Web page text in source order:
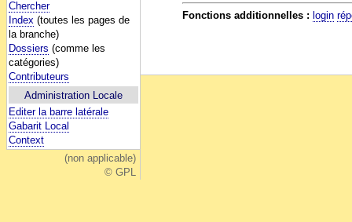
Chercher
Index (toutes les pages de
la branche)
Dossiers (comme les
catégories)
Contributeurs
Administration Locale
Editer la barre latérale
Gabarit Local
Context
(non applicable)
© GPL
Fonctions additionnelles : login